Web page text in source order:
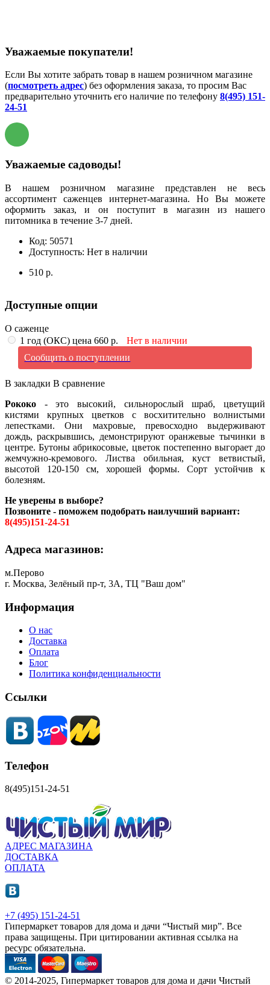
Уважаемые покупатели!
Если Вы хотите забрать товар в нашем розничном магазине
(посмотреть адрес) без оформления заказа, то просим Вас
предварительно уточнить его наличие по телефону 8(495) 151-
24-51
Уважаемые садоводы!
В нашем розничном магазине представлен не весь
ассортимент саженцев интернет-магазина. Но Вы можете
оформить заказ, и он поступит в магазин из нашего
питомника в течение 3-7 дней.
Код: 50571
Доступность: Нет в наличии
510 р.
Доступные опции
О саженце
1 год (ОКС) цена 660 р.
Нет в наличии
Сообщить о поступлении
В закладки В сравнение
Рококо - это высокий, сильнорослый шраб, цветущий
кистями крупных цветков с восхитительно волнистыми
лепестками. Они махровые, превосходно выдерживают
дождь, раскрывшись, демонстрируют оранжевые тычинки в
центре. Бутоны абрикосовые, цветок постепенно выгорает до
жемчужно-кремового. Листва обильная, куст ветвистый,
высотой 120-150 см, хорошей формы. Сорт устойчив к
болезням.
Не уверены в выборе?
Позвоните - поможем подобрать наилучший вариант:
8(495)151-24-51
Адреса магазинов:
м.Перово
г. Москва, Зелёный пр-т, 3А, ТЦ "Ваш дом"
Информация
О нас
Доставка
Оплата
Блог
Политика конфиденциальности
Ссылки
Телефон
8(495)151-24-51
АДРЕС МАГАЗИНА
ДОСТАВКА
ОПЛАТА
+7 (495) 151-24-51
Гипермаркет товаров для дома и дачи “Чистый мир”. Все
права защищены. При цитировании активная ссылка на
ресурс обязательна.
© 2014-2025, Гипермаркет товаров для дома и дачи Чистый